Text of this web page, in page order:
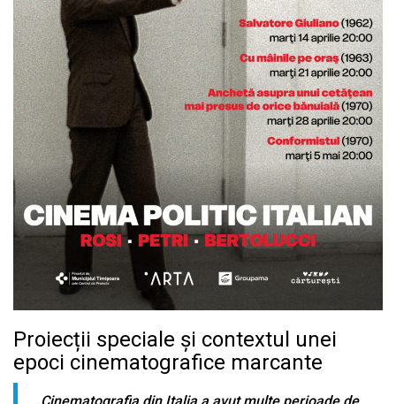
Proiecții speciale și contextul unei
epoci cinematografice marcante